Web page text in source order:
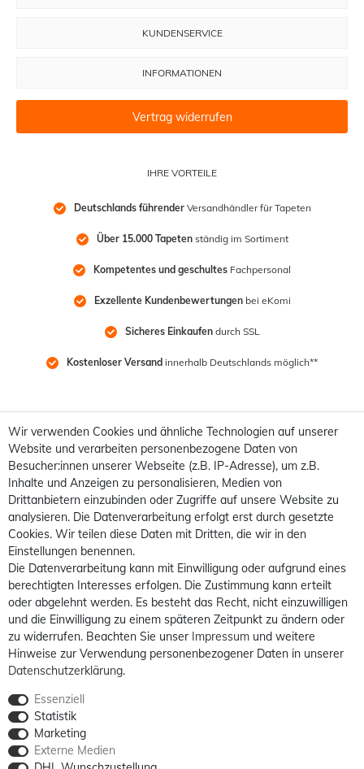
IHRE VORTEILE
Deutschlands führender Versandhändler für Tapeten
Über 15.000 Tapeten ständig im Sortiment
Kompetentes und geschultes Fachpersonal
Exzellente Kundenbewertungen bei eKomi
Sicheres Einkaufen durch SSL
Kostenloser Versand innerhalb Deutschlands möglich**
KUNDENSERVICE
INFORMATIONEN
Vertrag widerrufen
Wir verwenden Cookies und ähnliche Technologien auf unserer
Website und verarbeiten personenbezogene Daten von
Besucher:innen unserer Webseite (z.B. IP-Adresse), um z.B.
Inhalte und Anzeigen zu personalisieren, Medien von
Drittanbietern einzubinden oder Zugriffe auf unsere Website zu
analysieren. Die Datenverarbeitung erfolgt erst durch gesetzte
Cookies. Wir teilen diese Daten mit Dritten, die wir in den
Einstellungen benennen.
Die Datenverarbeitung kann mit Einwilligung oder aufgrund eines
berechtigten Interesses erfolgen. Die Zustimmung kann erteilt
oder abgelehnt werden. Es besteht das Recht, nicht einzuwilligen
und die Einwilligung zu einem späteren Zeitpunkt zu ändern oder
zu widerrufen. Beachten Sie unser Impressum und weitere
Hinweise zur Verwendung personenbezogener Daten in unserer
Daten­schutz­erklärung.
Essenziell
Statistik
Marketing
Externe Medien